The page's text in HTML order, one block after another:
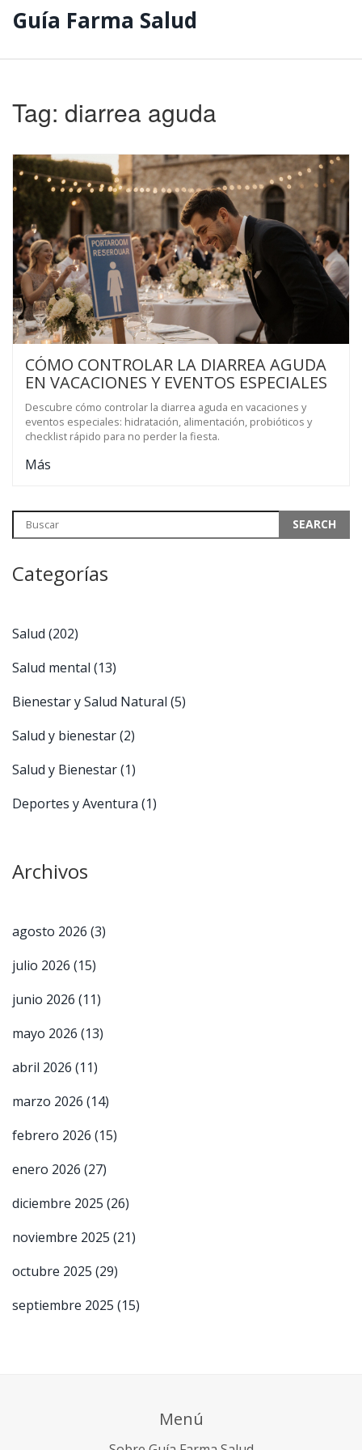
Guía Farma Salud
Tag: diarrea aguda
CÓMO CONTROLAR LA DIARREA AGUDA
EN VACACIONES Y EVENTOS ESPECIALES
Descubre cómo controlar la diarrea aguda en vacaciones y
eventos especiales: hidratación, alimentación, probióticos y
checklist rápido para no perder la fiesta.
Más
Categorías
Salud (202)
Salud mental (13)
Bienestar y Salud Natural (5)
Salud y bienestar(2)
Salud y Bienestar(1)
Deportes y Aventura (1)
Archivos
agosto 2026 (3)
julio 2026 (15)
junio 2026 (11)
mayo 2026 (13)
abril 2026 (11)
marzo 2026 (14)
febrero 2026 (15)
enero 2026 (27)
diciembre 2025 (26)
noviembre 2025 (21)
octubre 2025 (29)
septiembre 2025 (15)
Menú